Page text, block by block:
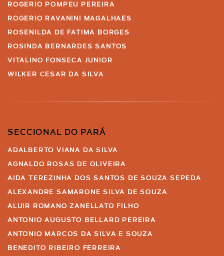
ROGERIO POMPEU PEREIRA
ROGERIO RAVANINI MAGALHAES
ROSENILDA DE FATIMA BORGES
ROSINDA BERNARDES SANTOS
VITALINO FONSECA JUNIOR
WILKER CESAR DA SILVA
SECCIONAL DO PARÁ
ADALBERTO VIANA DA SILVA
AGNALDO ROSAS DE OLIVEIRA
AIDA TEREZINHA DOS SANTOS DE SOUZA SEPEDA
ALEXANDRE SAMARONE SILVA DE SOUZA
ALUIR ROMANO ZANELLATO FILHO
ANTONIO AUGUSTO BELLARD PEREIRA
ANTONIO MARCOS DA SILVA E SOUZA
BENEDITO RIBEIRO FERREIRA